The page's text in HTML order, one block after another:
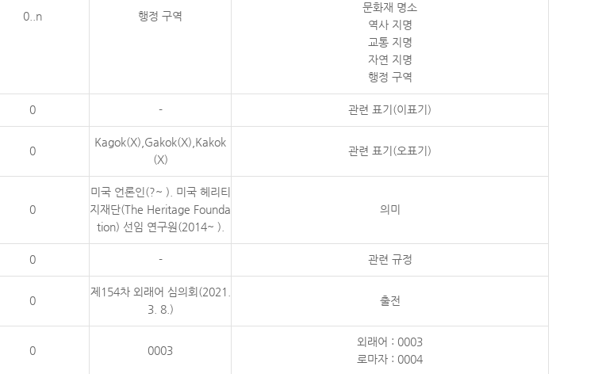
0..n 행정 구역
문화재 명소
역사 지명
교통 지명
자연 지명
행정 구역
0 - 관련 표기(이표기)
0
Kagok(X),Gakok(X),Kakok
(X)
관련 표기(오표기)
0
미국 언론인(?~ ). 미국 헤리티
지재단(The Heritage Founda
tion) 선임 연구원(2014~ ).
의미
0 - 관련 규정
0
제154차 외래어 심의회(2021.
3. 8.)
출전
0 0003
외래어 : 0003
로마자 : 0004